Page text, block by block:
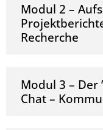
Modul 2 –
Recherche
Modul 3 – Der
Chat –